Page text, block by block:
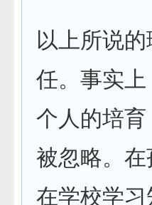
以上所说
任。事实
个人的培
被忽略。
在学校学